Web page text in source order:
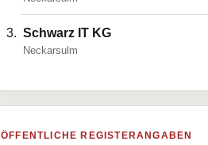
Schwarz IT KG
Neckarsulm
ÖFFENTLICHE REGISTERANGABEN